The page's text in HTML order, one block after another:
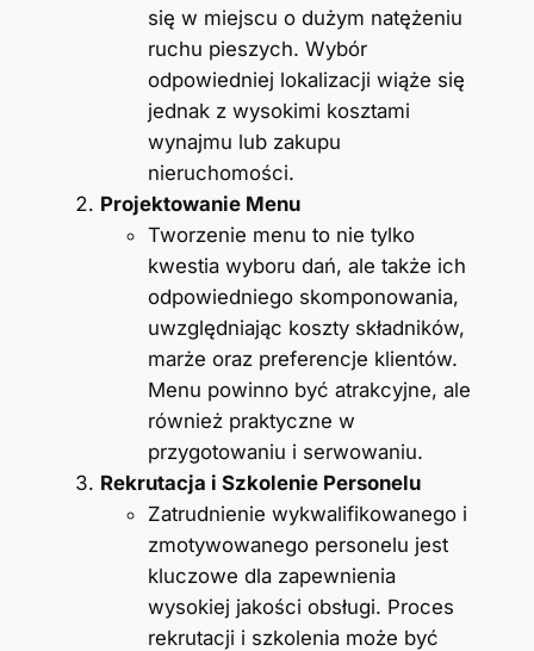
się w miejscu o dużym natężeniu
ruchu pieszych. Wybór
odpowiedniej lokalizacji wiąże się
jednak z wysokimi kosztami
wynajmu lub zakupu
nieruchomości.
Projektowanie Menu
Tworzenie menu to nie tylko
kwestia wyboru dań, ale także ich
odpowiedniego skomponowania,
uwzględniając koszty składników,
marże oraz preferencje klientów.
Menu powinno być atrakcyjne, ale
również praktyczne w
przygotowaniu i serwowaniu.
Rekrutacja i Szkolenie Personelu
Zatrudnienie wykwalifikowanego i
zmotywowanego personelu jest
kluczowe dla zapewnienia
wysokiej jakości obsługi. Proces
rekrutacji i szkolenia może być